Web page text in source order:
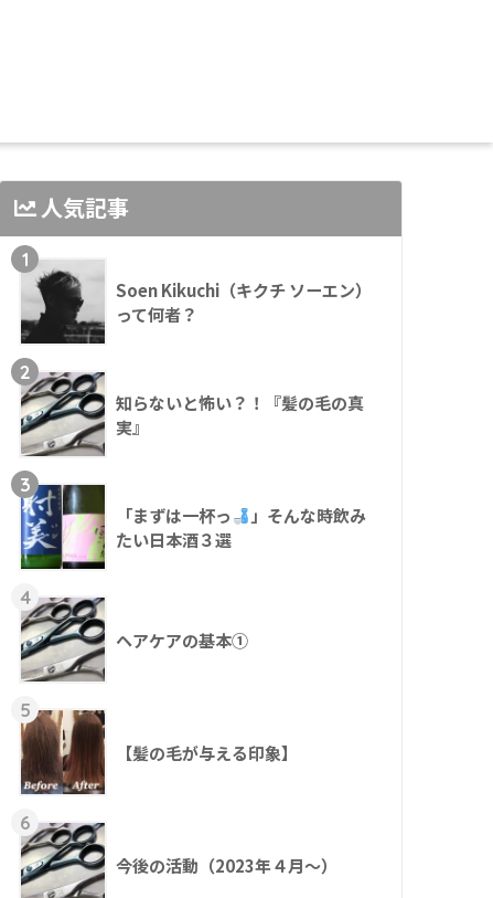
人気記事
1
Soen Kikuchi（キクチ ソーエン）
って何者？
2
知らないと怖い？！『髪の毛の真
実』
3
「まずは一杯っ
」そんな時飲み
たい日本酒３選
4
ヘアケアの基本①
5
【髪の毛が与える印象】
6
今後の活動（2023年４月〜）